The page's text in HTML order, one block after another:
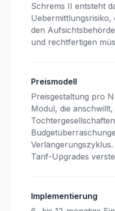
Schrems II entsteht
Uebermittlungsrisiko,
den
und rechtfertigen
Preismodell
Preisgestaltung pro
Modul, die anschwillt,
Tarif-Upgrades
Implementierung